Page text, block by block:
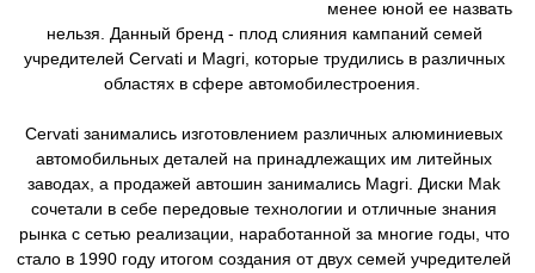
менее юной ее назвать
нельзя. Данный бренд - плод слияния кампаний семей
учредителей Cervati и Magri, которые трудились в различных
областях в сфере автомобилестроения.
Cervati занимались изготовлением различных алюминиевых
автомобильных деталей на принадлежащих им литейных
заводах, а продажей автошин занимались Magri. Диски Mak
сочетали в себе передовые технологии и отличные знания
рынка с сетью реализации, наработанной за многие годы, что
стало в 1990 году итогом создания от двух семей учредителей